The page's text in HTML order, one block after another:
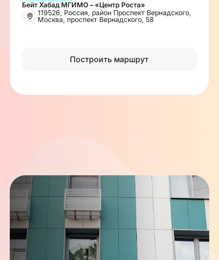
Бейт Хабад МГИМО – «Центр Роста»
119526, Россия, район Проспект Вернадского,
Москва, проспект Вернадского, 58
Построить маршрут